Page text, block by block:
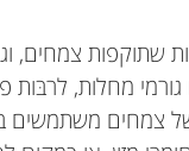
שתוקפות צמחים,
גורמי מחלות, לרבּות
צמחים משתמשים